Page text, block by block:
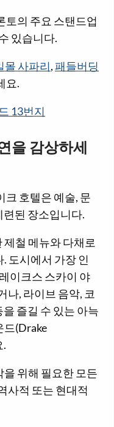
토의 주요 스탠드업
있습니다.
몰 사파리,패들버딩
요.
13번지
을 감상하세
크 호텔은 예술, 문
련된 장소입니다.
철 메뉴와 다채로
도시에서 가장 인
이크스 스카이 야
나, 라이브 음악, 코
즐길 수 있는 아늑
드(Drake
.
위해 필요한 모든
사적 또는 현대적